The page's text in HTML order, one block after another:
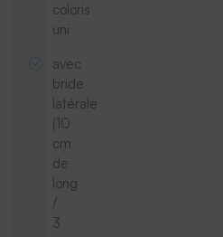
coloris
uni
avec
bride
latérale
(10
cm
de
long
/
3